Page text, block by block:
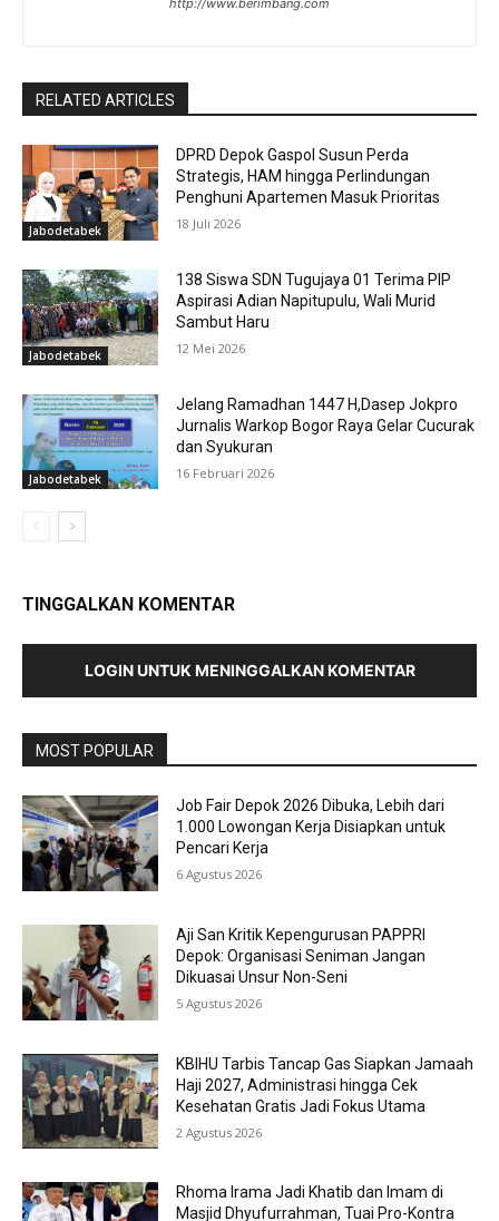
http://www.berimbang.com
RELATED ARTICLES
Jabodetabek
DPRD Depok Gaspol Susun Perda
Strategis, HAM hingga Perlindungan
Penghuni Apartemen Masuk Prioritas
18 Juli 2026
Jabodetabek
138 Siswa SDN Tugujaya 01 Terima PIP
Aspirasi Adian Napitupulu, Wali Murid
Sambut Haru
12 Mei 2026
Jabodetabek
Jelang Ramadhan 1447 H,Dasep Jokpro
Jurnalis Warkop Bogor Raya Gelar Cucurak
dan Syukuran
16 Februari 2026
TINGGALKAN KOMENTAR
LOGIN UNTUK MENINGGALKAN KOMENTAR
MOST POPULAR
Job Fair Depok 2026 Dibuka, Lebih dari
1.000 Lowongan Kerja Disiapkan untuk
Pencari Kerja
6 Agustus 2026
Aji San Kritik Kepengurusan PAPPRI
Depok: Organisasi Seniman Jangan
Dikuasai Unsur Non-Seni
5 Agustus 2026
KBIHU Tarbis Tancap Gas Siapkan Jamaah
Haji 2027, Administrasi hingga Cek
Kesehatan Gratis Jadi Fokus Utama
2 Agustus 2026
Rhoma Irama Jadi Khatib dan Imam di
Masjid Dhyufurrahman, Tuai Pro-Kontra